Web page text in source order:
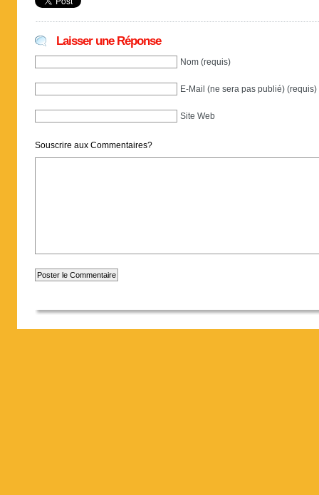
Laisser une Réponse
Nom (requis)
E-Mail (ne sera pas publié) (requis)
Site Web
Souscrire aux Commentaires?